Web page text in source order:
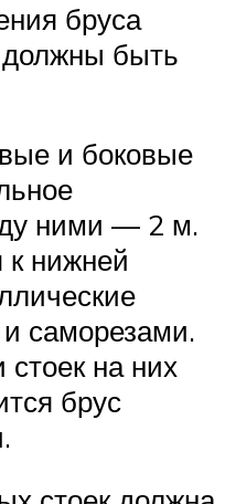
бруса
быть
и боковые
ними — 2 м.
к нижней
и саморезами.
стоек на них
брус